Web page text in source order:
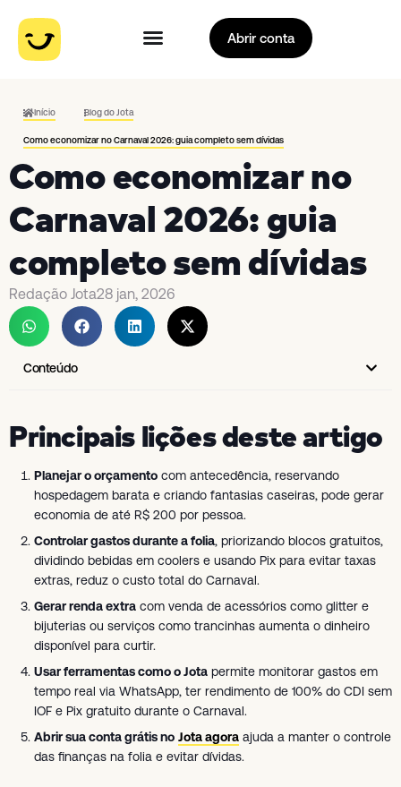
Abrir conta
Início Blog do Jota
Como economizar no Carnaval 2026: guia completo sem dívidas
Como economizar no
Carnaval 2026: guia
completo sem dívidas
Redação Jota28 jan, 2026
Conteúdo
Principais lições deste artigo
Planejar o orçamento com antecedência, reservando
hospedagem barata e criando fantasias caseiras, pode gerar
economia de até R$ 200 por pessoa.
Controlar gastos durante a folia, priorizando blocos gratuitos,
dividindo bebidas em coolers e usando Pix para evitar taxas
extras, reduz o custo total do Carnaval.
Gerar renda extra com venda de acessórios como glitter e
bijuterias ou serviços como trancinhas aumenta o dinheiro
disponível para curtir.
Usar ferramentas como o Jota permite monitorar gastos em
tempo real via WhatsApp, ter rendimento de 100% do CDI sem
IOF e Pix gratuito durante o Carnaval.
Abrir sua conta grátis no Jota agora ajuda a manter o controle
das finanças na folia e evitar dívidas.